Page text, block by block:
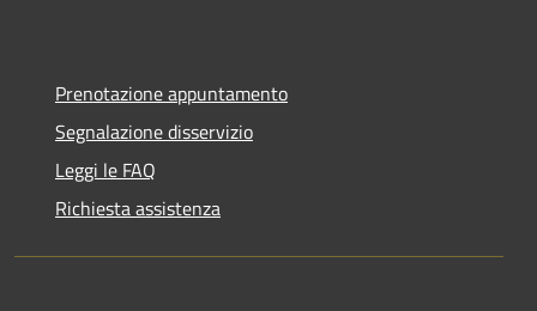
Prenotazione appuntamento
Segnalazione disservizio
Leggi le FAQ
Richiesta assistenza